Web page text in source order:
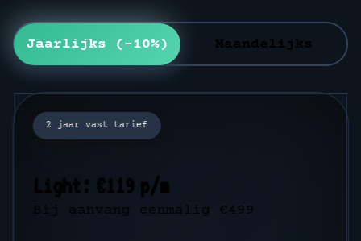
Jaarlijks (-10%) Maandelijks
Light: €1285,20 p/j
Bij aanvang eenmalig €499
2 jaar vast tarief
Light: €119 p/m
Bij aanvang eenmalig €499